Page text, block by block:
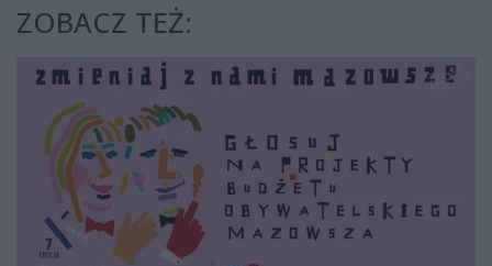
ZOBACZ TEŻ: